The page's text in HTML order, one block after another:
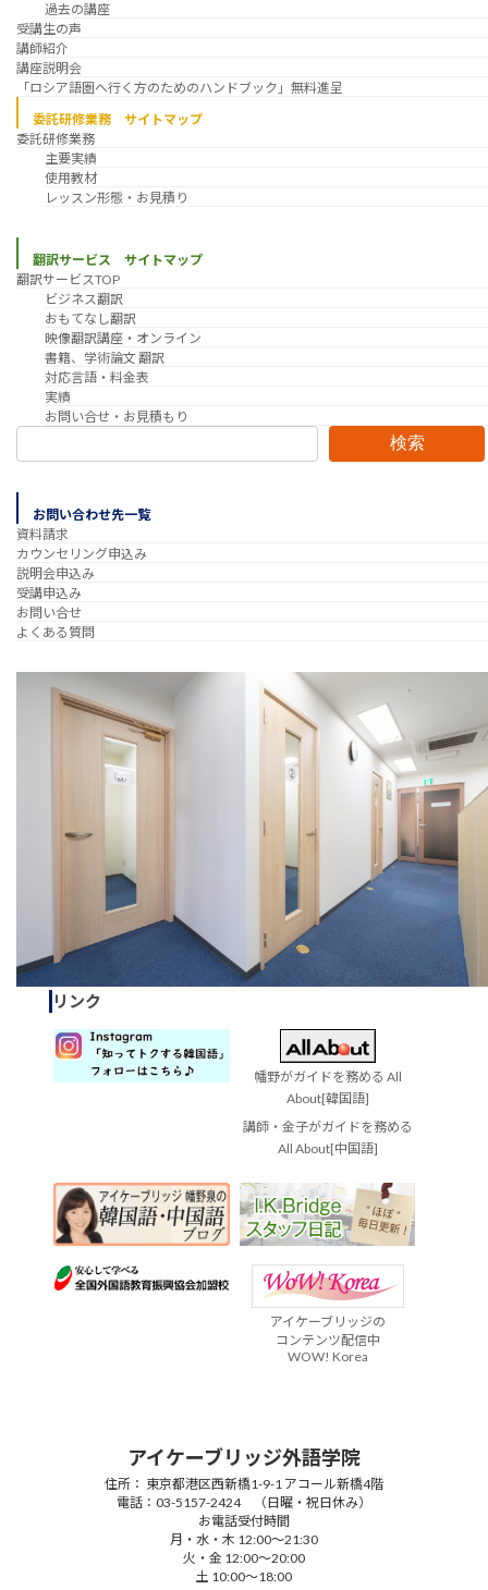
過去の講座
受講生の声
講師紹介
講座説明会
「ロシア語圏へ行く方のためのハンドブック」無料進呈
委託研修業務 サイトマップ
委託研修業務
主要実績
使用教材
レッスン形態・お見積り
翻訳サービス サイトマップ
翻訳サービスTOP
ビジネス翻訳
おもてなし翻訳
映像翻訳講座・オンライン
書籍、学術論文 翻訳
対応言語・料金表
実績
お問い合せ・お見積もり
検索
お問い合わせ先一覧
資料請求
カウンセリング申込み
説明会申込み
受講申込み
お問い合せ
よくある質問
リンク
幡野がガイドを務める All
About[韓国語]
講師・金子がガイドを務める
All About[中国語]
アイケーブリッジの
コンテンツ配信中
WOW! Korea
アイケーブリッジ外語学院
住所： 東京都港区西新橋1-9-1 アコール新橋4階
電話：03-5157-2424 （日曜・祝日休み）
お電話受付時間
月・水・木 12:00～21:30
火・金 12:00～20:00
土 10:00～18:00